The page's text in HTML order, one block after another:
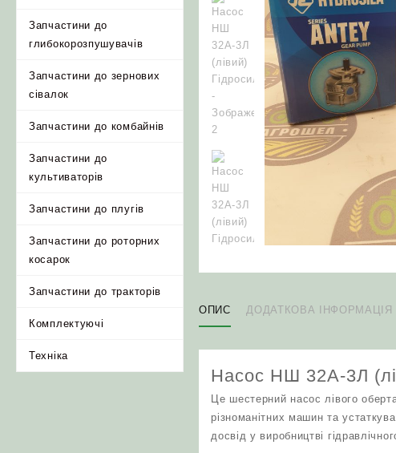
Запчастини до
глибокорозпушувачів
Запчастини до зернових
сівалок
Запчастини до комбайнів
Запчастини до
культиваторів
Запчастини до плугів
Запчастини до роторних
косарок
Запчастини до тракторів
Комплектуючі
Техніка
ОПИС ДОДАТКОВА ІНФОРМАЦІЯ
Насос НШ 32А-3Л
Це шестерний насос лівого
різноманітних машин та
досвід у виробництві